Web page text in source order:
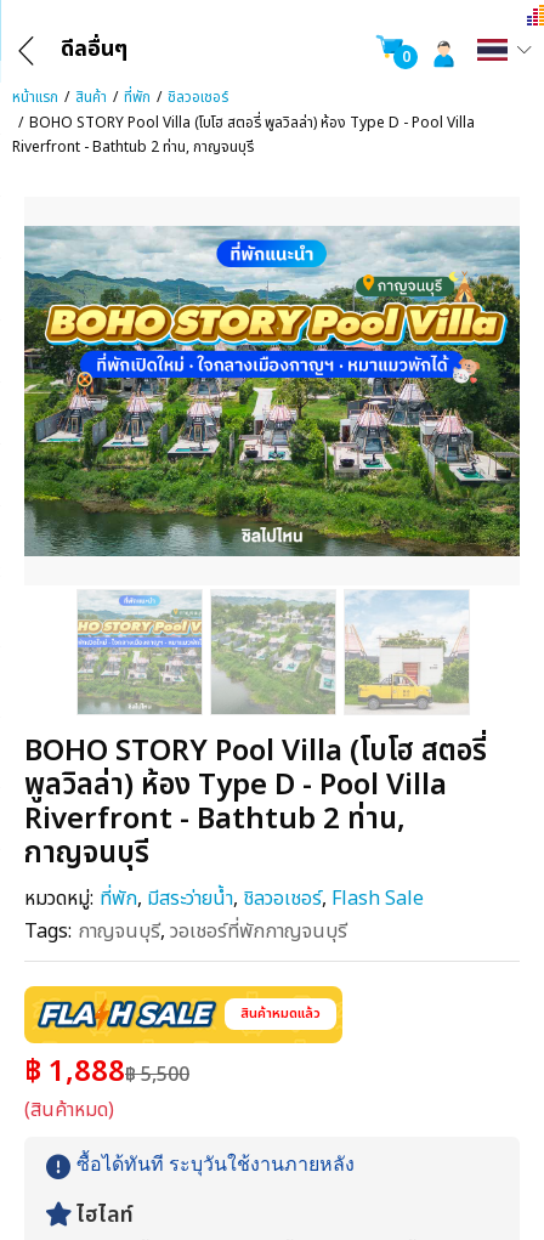
ดีลอื่นๆ
0
หน้าแรก
สินค้า ที่พัก
ชิลวอเชอร์
BOHO STORY Pool Villa (โบโฮ สตอรี่ พูลวิลล่า) ห้อง Type D - Pool Villa
Riverfront - Bathtub 2 ท่าน, กาญจนบุรี
BOHO STORY Pool Villa (โบโฮ สตอรี่
พูลวิลล่า) ห้อง Type D - Pool Villa
Riverfront - Bathtub 2 ท่าน,
กาญจนบุรี
หมวดหมู่: ที่พัก, มีสระว่ายน้ำ, ชิลวอเชอร์, Flash Sale
Tags: กาญจนบุรี, วอเชอร์ที่พักกาญจนบุรี
สินค้าหมดแล้ว
฿ 1,888฿ 5,500
(สินค้าหมด)
ซื้อได้ทันที ระบุวันใช้งานภายหลัง
ไฮไลท์